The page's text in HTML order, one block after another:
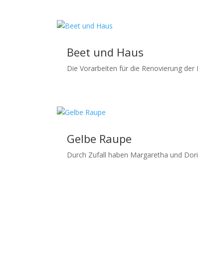
Beet und Haus
Die Vorarbeiten für die Renovierung
Gelbe Raupe
Durch Zufall haben Margaretha und